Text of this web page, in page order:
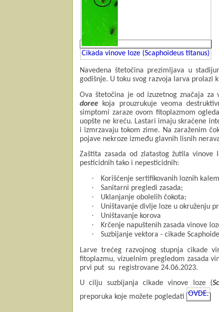
Cikada vinove loze (Scaphoideus titanus)
Navedena štetočina prezimljava u
godišnje. U toku svog razvoja larva prolazi
Ova štetočina je od izuzetnog značaja za
doree koja prouzrukuje veoma
simptomi zaraze ovom fitoplazmom
uopšte ne kreću. Lastari imaju skraćene
i izmrzavaju tokom zime. Na zaraženim
pojave nekroze između glavnih lisnih
Zaštita zasada od zlatastog žutila vinove
pesticidnih tako i nepesticidnih:
· Korišćenje sertifikovanih loznih
· Sanitarni pregledi zasada;
· Uklanjanje obolelih čokota;
· Uništavanje divlje loze u okruženju
· Uništavanje korova
· Krčenje napuštenih zasada vinove
·
Suzbijanje vektora - cikade
Larve trećeg razvojnog stupnja cikade
fitoplazmu, vizuelnim pregledom zasada
prvi put su registrovane 24.06.2023.
U cilju suzbijanja cikade vinove loze (
preporuka koje možete pogledati OVDE.